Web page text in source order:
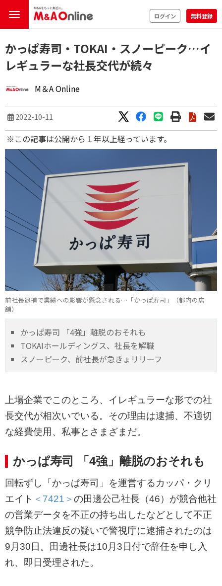
ログイン 無料登録
かっぱ寿司・TOKAI・スノーピーク…イ
レギュラーな社長交代が続々
M＆A Online
2022-10-11
※この記事は公開から１年以上経っています。
前社長逮捕で業績への影響が懸念される…「かっぱ寿司」（都内の店
舗）
かっぱ寿司 「4強」離脱のおそれも
TOKAIホールディングス、社長を解職
スノーピーク、前社長が急きょリリーフ
上場企業でこのところ、イレギュラーな形での社
長交代が相次いでいる。その理由は逮捕、不適切
な経費使用、私事とさまざまだ。
かっぱ寿司 「4強」離脱のおそれも
回転ずし「かっぱ寿司」を運営するカッパ・クリ
エイト ＜7421＞ の田邊公己社長（46）が競合他社
の営業データを不正の持ち出したなどとして不正
競争防止法違反の疑いで警視庁に逮捕されたのは
9月30日。田邊社長は10月3日付で辞任を申し入
れ、即日受理された。